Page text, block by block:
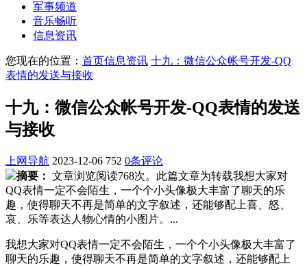
军事频道
音乐畅听
信息资讯
您现在的位置： 首页信息资讯 十九：微信公众帐号开发-QQ
表情的发送与接收
十九：微信公众帐号开发-QQ表情的发送
与接收
上网导航 2023-12-06 752 0条评论
摘要： 文章浏览阅读768次。此篇文章为转载我想大家对
QQ表情一定不会陌生，一个个小头像极大丰富了聊天的乐
趣，使得聊天不再是简单的文字叙述，还能够配上喜、怒、
哀、乐等表达人物心情的小图片。...
我想大家对QQ表情一定不会陌生，一个个小头像极大丰富了
聊天的乐趣，使得聊天不再是简单的文字叙述，还能够配上